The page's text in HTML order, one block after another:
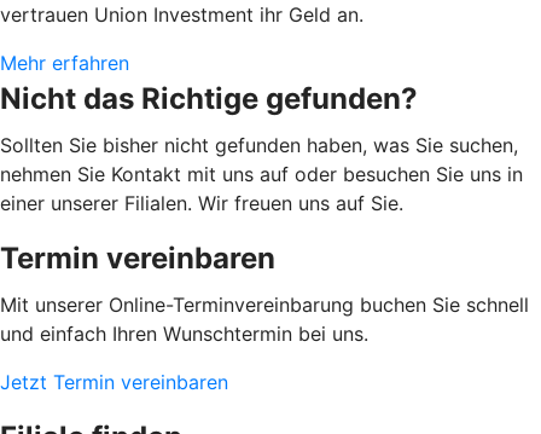
vertrauen Union Investment ihr Geld an.
Mehr erfahren
Nicht das Richtige gefunden?
Sollten Sie bisher nicht gefunden haben, was Sie suchen,
nehmen Sie Kontakt mit uns auf oder besuchen Sie uns in
einer unserer Filialen. Wir freuen uns auf Sie.
Termin vereinbaren
Mit unserer Online-Terminvereinbarung buchen Sie schnell
und einfach Ihren Wunschtermin bei uns.
Jetzt Termin vereinbaren